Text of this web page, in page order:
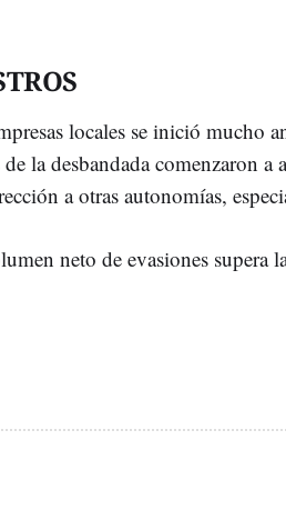
locales se inició mucho
la desbandada comenzaron a
a otras autonomías,
neto de evasiones supera